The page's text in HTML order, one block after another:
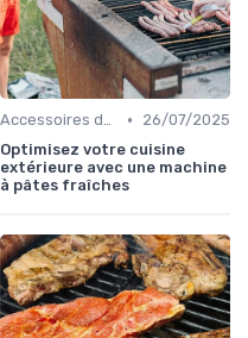
Accessoires de Cuisson •
26/07/2025
Optimisez votre cuisine
extérieure avec une machine
à pâtes fraîches